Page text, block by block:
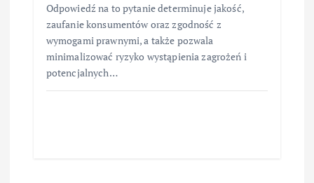
Odpowiedź na to pytanie determinuje jakość,
zaufanie konsumentów oraz zgodność z
wymogami prawnymi, a także pozwala
minimalizować ryzyko wystąpienia zagrożeń i
potencjalnych…